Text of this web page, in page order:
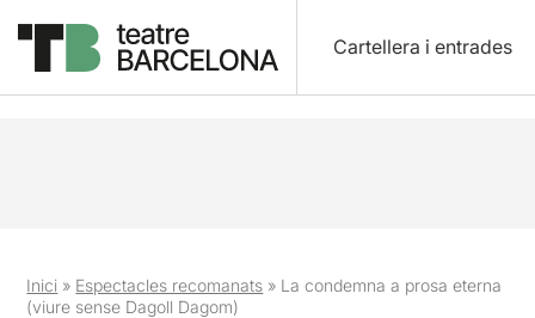
Cartellera i entrades
Inici » Espectacles recomanats » La condemna a prosa eterna
(viure sense Dagoll Dagom)